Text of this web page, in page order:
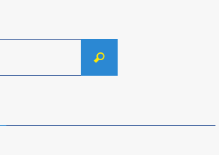
Recherche